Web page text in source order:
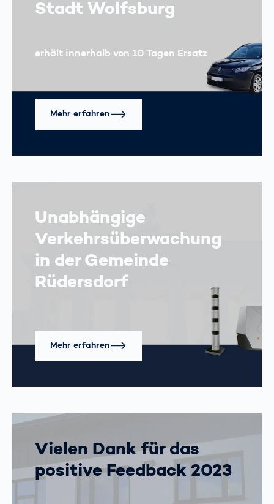
Stadt Wolfsburg
erhält innerhalb von 10 Tagen Ersatz
Mehr erfahren
Unabhängige
Verkehrsüberwachung
in der Gemeinde
Rüdersdorf
Mehr erfahren
Vielen Dank für das
positive Feedback 2023